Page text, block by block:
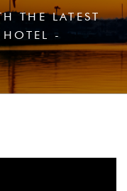
THE LATEST
-